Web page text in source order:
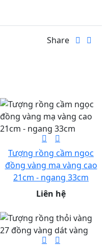
Share
Tượng rồng cầm ngọc
đồng vàng mạ vàng cao
21cm - ngang 33cm
Liên hệ